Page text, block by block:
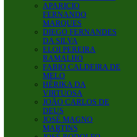
APARICIO
FERNANDO
MARQUES
DIEGO FERNANDES
DA SILVA
ELOI PEREIRA
RAMALHO
FABIO CALDEIRA DE
MELO
HÉRIKA DA
VIRTUOSA
JOÃO CARLOS DE
DEUS
JOSÉ MAGNO
MARTINS